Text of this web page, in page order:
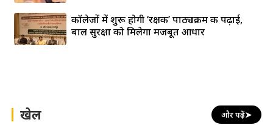
कॉलेजों में शुरू होगी ‘रक्षक’ पाठ्यक्रम की पढ़ाई,
बाल सुरक्षा को मिलेगा मजबूत आधार
खेल और पढ़ें➤